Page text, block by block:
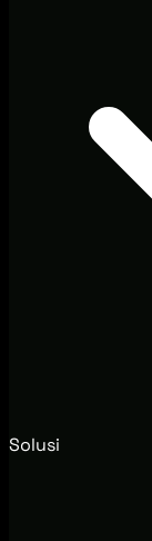
Solusi